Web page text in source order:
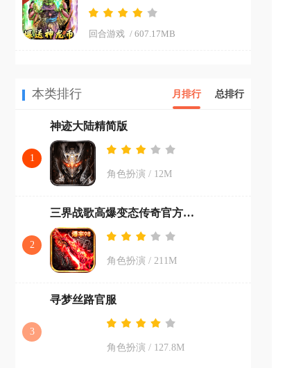
回合游戏 / 607.17MB
本类排行 月排行 总排行
1
神迹大陆精简版
角色扮演 / 12M
2
三界战歌高爆变态传奇官方下载
角色扮演 / 211M
3
寻梦丝路官服
角色扮演 / 127.8M